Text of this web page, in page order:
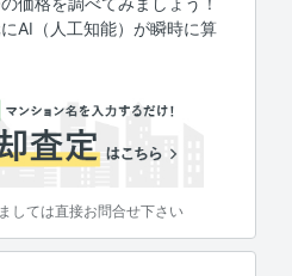
AI（人工知能）が瞬時に算
しては直接お問合せ下さい